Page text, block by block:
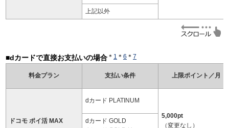
上記以外
■dカードで直接お支払いの場合 ＊ 1 ＊ 6 ＊ 7
料金プラン 支払い条件 上限ポイント／月
ドコモ ポイ活 MAX
dカード PLATINUM
5,000pt
（変更なし）
dカード GOLD